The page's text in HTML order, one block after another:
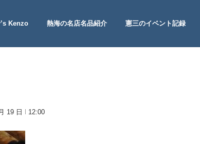
Site
Kenzo 熱海の名店名品紹介 憲三のイベント記録
19 日 12:00